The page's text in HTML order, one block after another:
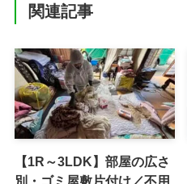
関連記事
【1R～3LDK】部屋の広さ
別・ゴミ屋敷片付け／不用